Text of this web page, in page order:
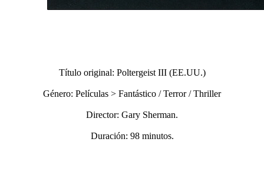
Título original: Poltergeist III (EE.UU.)
Género: Películas > Fantástico / Terror / Thriller
Director: Gary Sherman.
Duración: 98 minutos.